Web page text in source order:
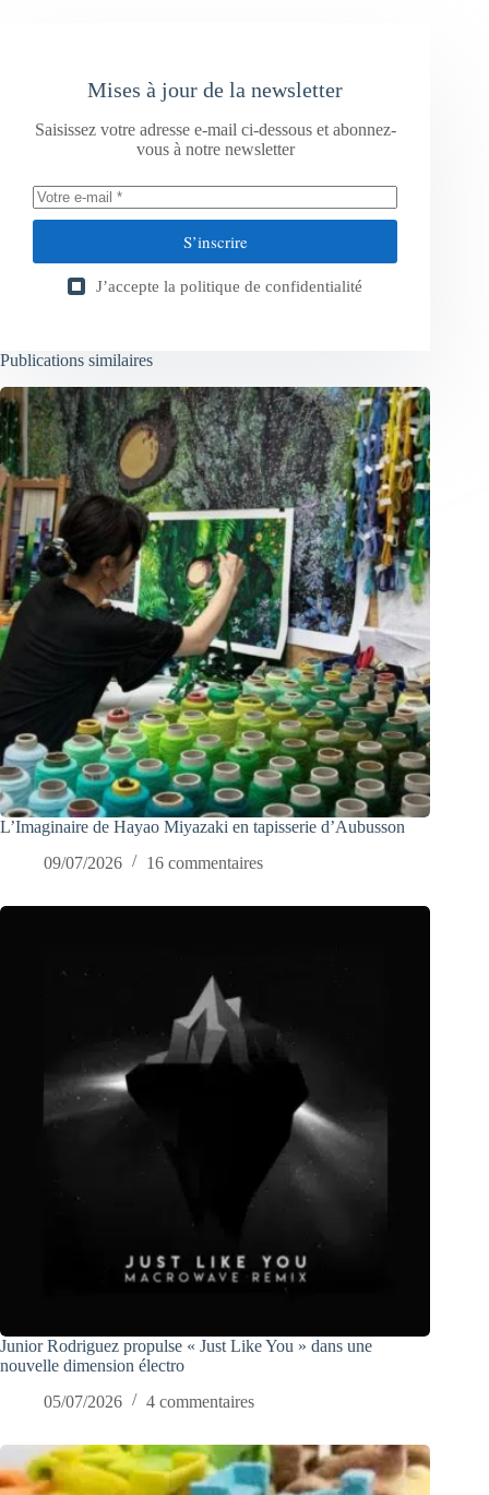
Mises à jour de la newsletter
Saisissez votre adresse e-mail ci-dessous et abonnez-
vous à notre newsletter
S’inscrire
J’accepte la politique de confidentialité
Publications similaires
L’Imaginaire de Hayao Miyazaki en tapisserie d’Aubusson
09/07/2026
16 commentaires
Junior Rodriguez propulse « Just Like You » dans une
nouvelle dimension électro
05/07/2026
4 commentaires